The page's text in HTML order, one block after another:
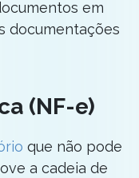
em
documentações
(NF-e)
que não pode
a cadeia de